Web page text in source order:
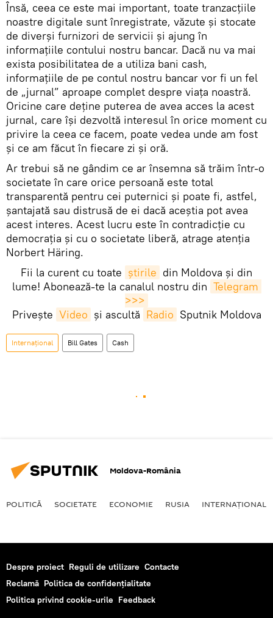
Însă, ceea ce este mai important, toate tranzacţiile
noastre digitale sunt înregistrate, văzute și stocate
de diverși furnizori de servicii și ajung în
informațiile contului nostru bancar. Dacă nu va mai
exista posibilitatea de a utiliza bani cash,
informațiile de pe contul nostru bancar vor fi un fel
de „jurnal” aproape complet despre viaţa noastră.
Oricine care deţine puterea de avea acces la acest
jurnal, care își dezvoltă interesul în orice moment cu
privire la ceea ce facem, poate vedea unde am fost
și ce am făcut în fiecare zi și oră.
Ar trebui să ne gândim ce ar însemna să trăim într-o
societate în care orice persoană este total
transparentă pentru cei puternici și poate fi, astfel,
șantajată sau distrusă de ei dacă aceştia pot avea
acest interes. Acest lucru este în contradicție cu
democrația și cu o societate liberă, atrage atenţia
Norbert Häring.
Fii la curent cu toate știrile din Moldova și din
lume! Abonează-te la canalul nostru din Telegram
>>>
Privește Video și ascultă Radio Sputnik Moldova
Internaţional Bill Gates Cash
Moldova-România
POLITICĂ SOCIETATE ECONOMIE RUSIA INTERNAŢIONAL
Despre proiect Reguli de utilizare Contacte
Reclamă Politica de confidențialitate
Politica privind cookie-urile Feedback